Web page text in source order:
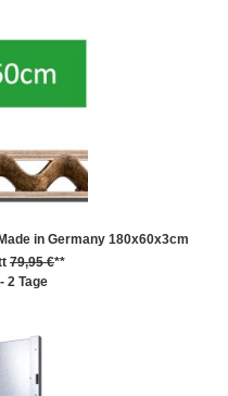
in Germany 180x60x3cm
79,95 €**
2 Tage